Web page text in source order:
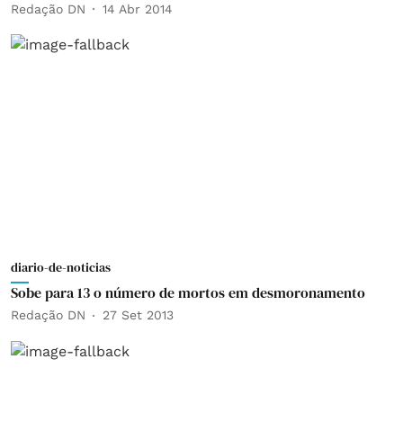
Redação DN 14 Abr 2014
diario-de-noticias
Sobe para 13 o número de mortos em desmoronamento
Redação DN 27 Set 2013